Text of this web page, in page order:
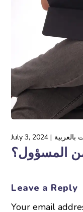
July 3, 2024 بالعربية
المسؤول؟
Leave a Reply
Your email